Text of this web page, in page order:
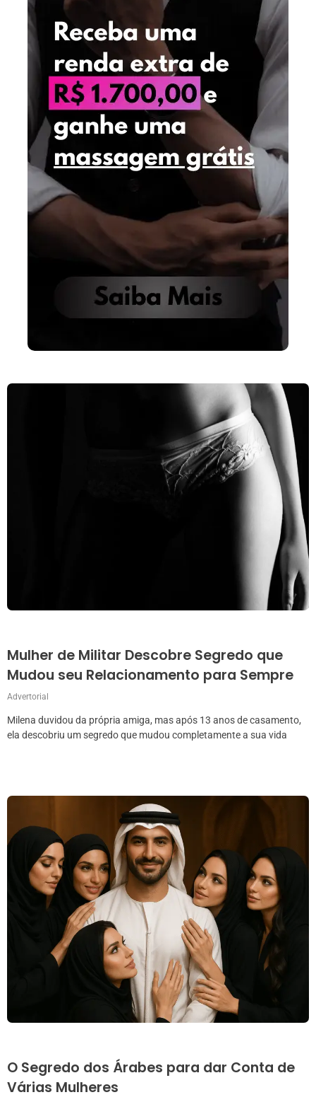
Mulher de Militar Descobre Segredo que
Mudou seu Relacionamento para Sempre
Advertorial
Milena duvidou da própria amiga, mas após 13 anos de casamento,
ela descobriu um segredo que mudou completamente a sua vida
O Segredo dos Árabes para dar Conta de
Várias Mulheres